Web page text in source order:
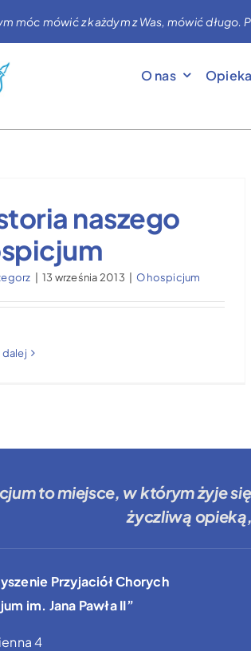
móc mówić z każdym z Was, mówić długo.
O nas
naszego
13 września 2013 O hospicjum
dalej
to miejsce, w którym żyje
życzliwą
Przyjaciół Chorych
im. Jana Pawła II”
4